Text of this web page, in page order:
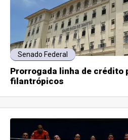
Senado Federal
Prorrogada linha de crédito
filantrópicos